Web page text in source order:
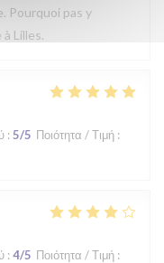
Pourquoi pas y
Lilles.
: 5/5 Ποιότητα / Τιμή :
: 4/5 Ποιότητα / Τιμή :